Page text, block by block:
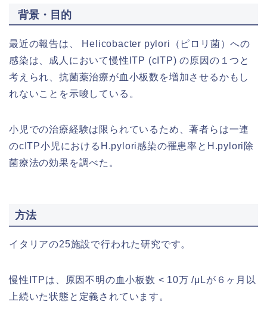
背景・目的
最近の報告は、 Helicobacter pylori（ピロリ菌）への
感染は、成人において慢性ITP (cITP) の原因の１つと
考えられ、抗菌薬治療が血小板数を増加させるかもし
れないことを示唆している。
小児での治療経験は限られているため、著者らは一連
のcITP小児におけるH.pylori感染の罹患率とH.pylori除
菌療法の効果を調べた。
方法
イタリアの25施設で行われた研究です。
慢性ITPは、原因不明の血小板数 < 10万 /μLが６ヶ月以
上続いた状態と定義されています。